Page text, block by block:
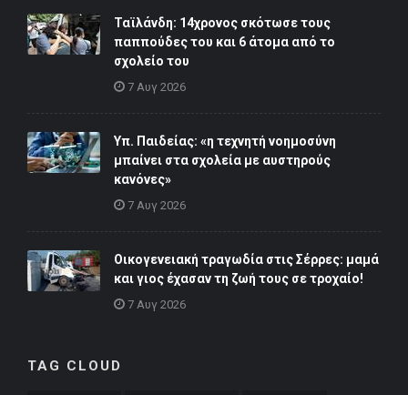
Ταϊλάνδη: 14χρονος σκότωσε τους
παππούδες του και 6 άτομα από το
σχολείο του
7 Αυγ 2026
Υπ. Παιδείας: «η τεχνητή νοημοσύνη
μπαίνει στα σχολεία με αυστηρούς
κανόνες»
7 Αυγ 2026
Οικογενειακή τραγωδία στις Σέρρες: μαμά
και γιος έχασαν τη ζωή τους σε τροχαίο!
7 Αυγ 2026
TAG CLOUD